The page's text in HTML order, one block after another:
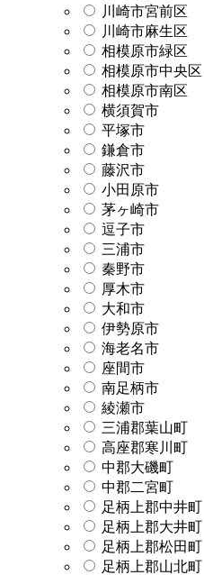
川崎市宮前区
川崎市麻生区
相模原市緑区
相模原市中央区
相模原市南区
横須賀市
平塚市
鎌倉市
藤沢市
小田原市
茅ヶ崎市
逗子市
三浦市
秦野市
厚木市
大和市
伊勢原市
海老名市
座間市
南足柄市
綾瀬市
三浦郡葉山町
高座郡寒川町
中郡大磯町
中郡二宮町
足柄上郡中井町
足柄上郡大井町
足柄上郡松田町
足柄上郡山北町